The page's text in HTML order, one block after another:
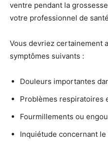
ventre pendant la
votre professionnel de
Vous devriez certainement
symptômes suivants :
Douleurs importantes
Problèmes respiratoires
Fourmillements ou
Inquiétude concernant